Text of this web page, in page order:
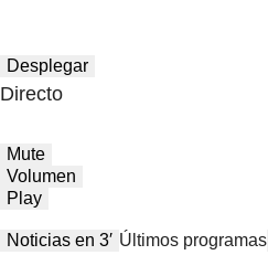
Desplegar
Directo
Mute
Volumen
Play
Noticias en 3′ Últimos programas